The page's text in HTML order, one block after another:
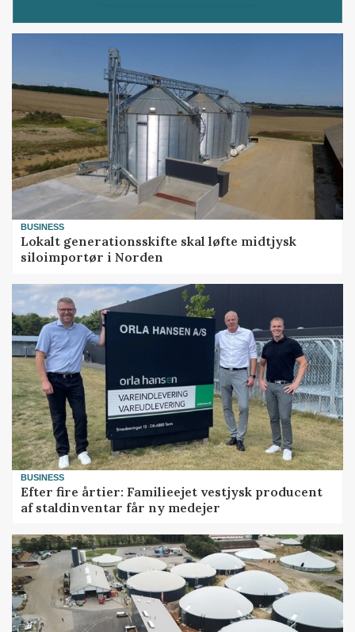
BUSINESS
Lokalt generationsskifte skal løfte midtjysk
siloimportør i Norden
BUSINESS
Efter fire årtier: Familieejet vestjysk producent
af staldinventar får ny medejer